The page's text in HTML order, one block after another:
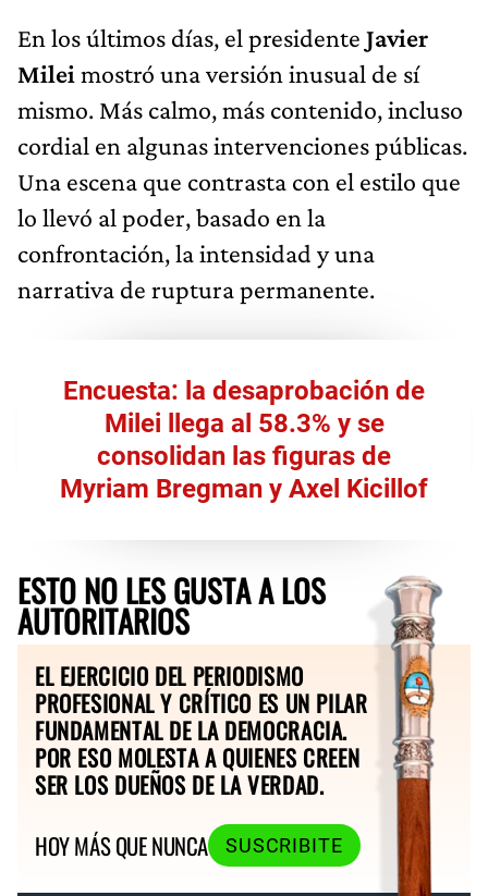
En los últimos días, el presidente Javier
Milei mostró una versión inusual de sí
mismo. Más calmo, más contenido, incluso
cordial en algunas intervenciones públicas.
Una escena que contrasta con el estilo que
lo llevó al poder, basado en la
confrontación, la intensidad y una
narrativa de ruptura permanente.
Encuesta: la desaprobación de
Milei llega al 58.3% y se
consolidan las figuras de
Myriam Bregman y Axel Kicillof
ESTO NO LES GUSTA A LOS
AUTORITARIOS
EL EJERCICIO DEL PERIODISMO
PROFESIONAL Y CRÍTICO ES UN PILAR
FUNDAMENTAL DE LA DEMOCRACIA.
POR ESO MOLESTA A QUIENES CREEN
SER LOS DUEÑOS DE LA VERDAD.
HOY MÁS QUE NUNCA
SUSCRIBITE